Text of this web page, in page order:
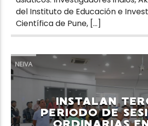
del Instituto de Educación e
Científica de Pune, […]
NEIVA
INSTALAN
PERIODO DE